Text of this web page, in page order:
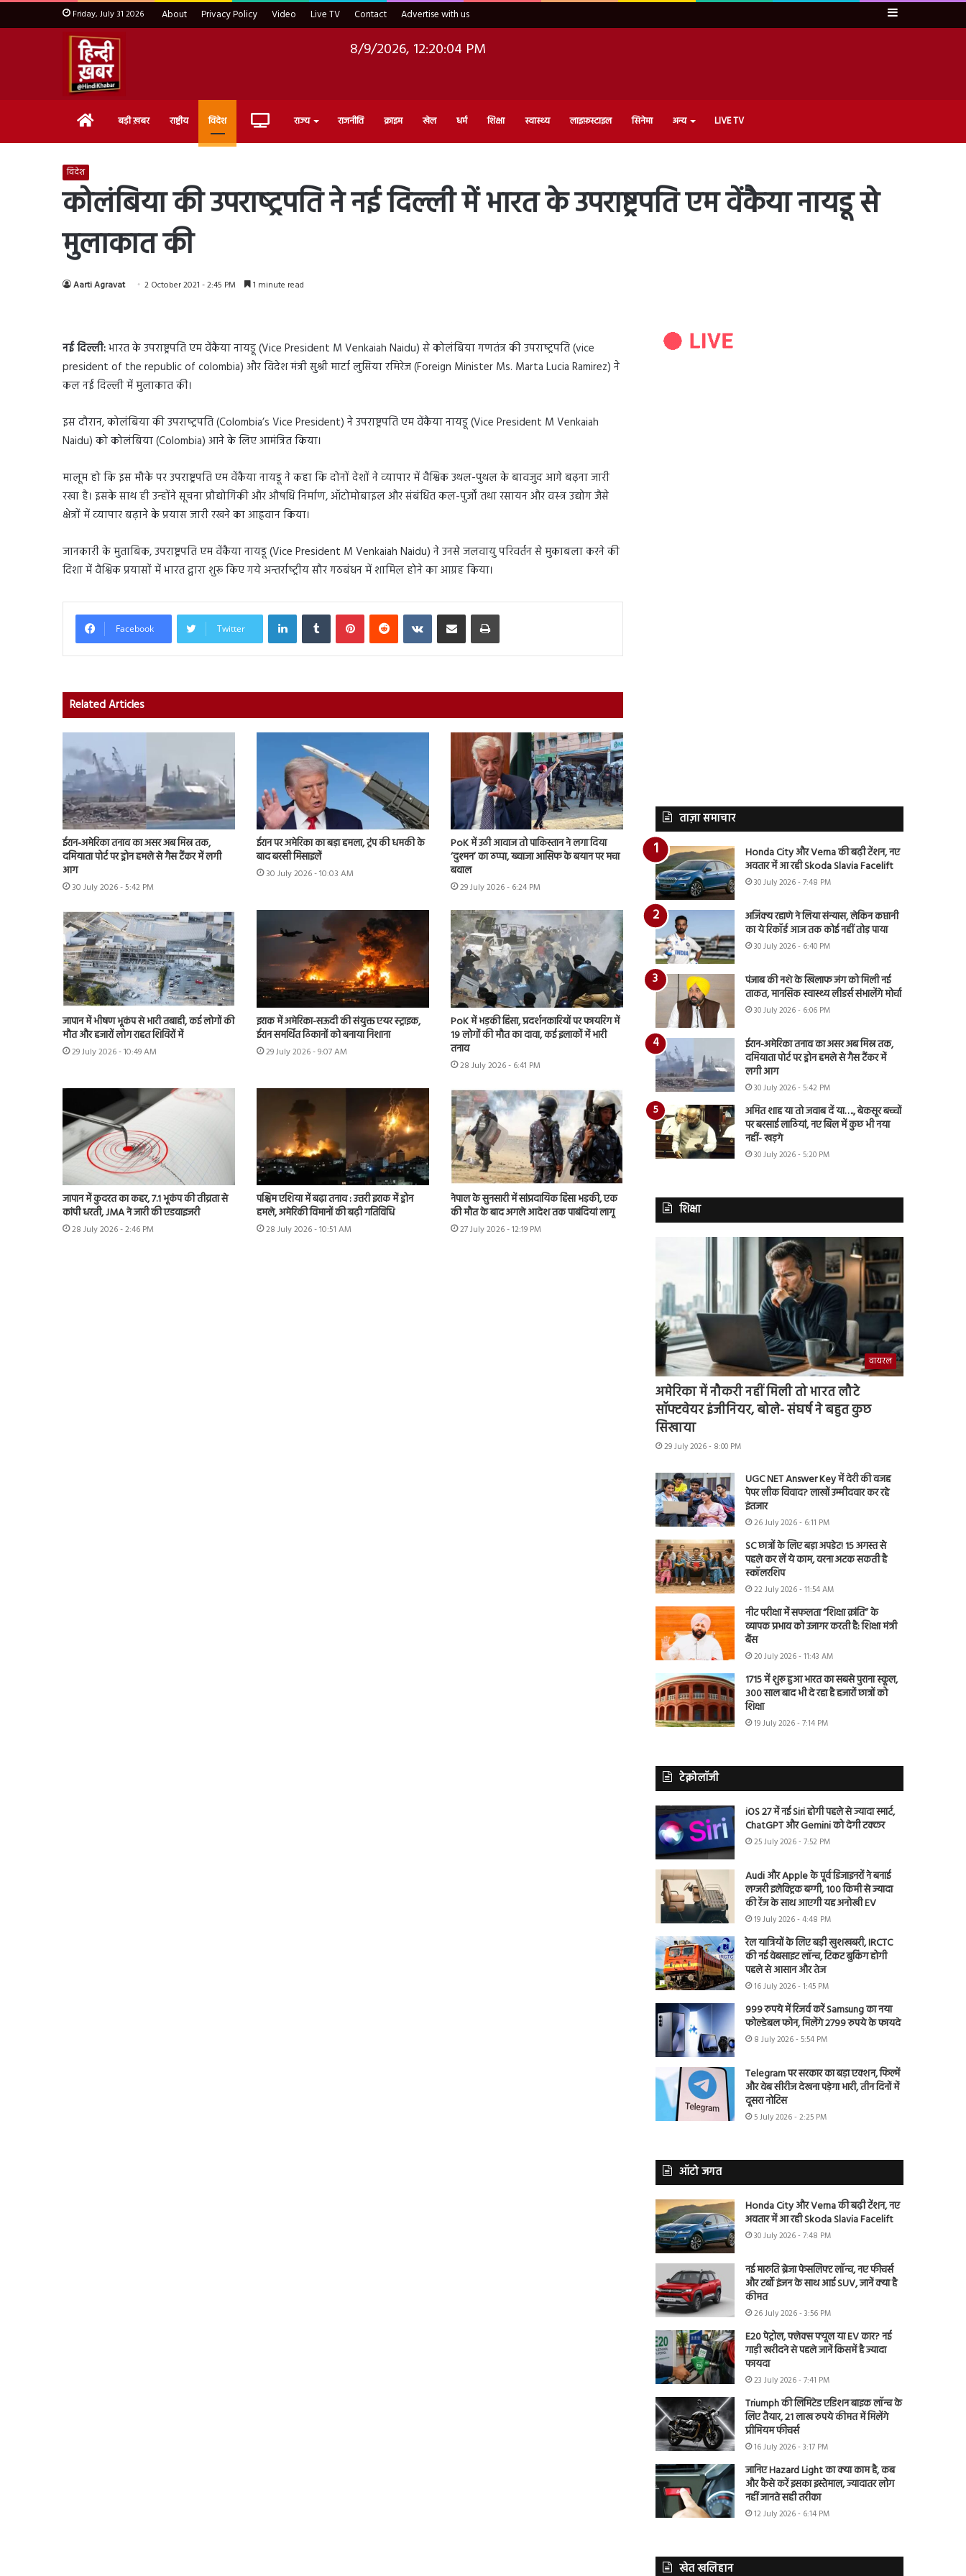
Friday, July 31 2026 About Privacy Policy Video Live TV Contact Advertise with us Sidebar
8/9/2026, 12:20:05 PM
Home बड़ी ख़बर राष्ट्रीय विदेश Live राज्य राजनीति क्राइम खेल धर्म शिक्षा स्वास्थ्य लाइफ़स्टाइल सिनेमा अन्य LIVE TV
विदेश
कोलंबिया की उपराष्‍ट्रपति ने नई दिल्ली में भारत के उपराष्ट्रपति एम वेंकैया नायडू से
मुलाकात की
Aarti Agravat 2 October 2021 - 2:45 PM 1 minute read
नई दिल्ली:भारत के उपराष्ट्रपति एम वेंकैया नायडू (Vice President M Venkaiah Naidu) से कोलंबिया गणतंत्र की उपराष्‍ट्रपति (vice
president of the republic of colombia) और विदेश मंत्री सुश्री मार्टा लुसिया रमिरेज (Foreign Minister Ms. Marta Lucia Ramirez) ने
कल नई दिल्ली में मुलाकात की।
इस दौरान, कोलंबिया की उपराष्‍ट्रपति (Colombia’s Vice President) ने उपराष्ट्रपति एम वेंकैया नायडू (Vice President M Venkaiah
Naidu) को कोलंबिया (Colombia) आने के लिए आमंत्रित किया।
मालूम हो कि इस मौके पर उपराष्ट्रपति एम वेंकैया नायडू ने कहा कि दोनों देशों ने व्‍यापार में वैश्विक उथल-पुथल के बावजुद आगे बढ़ना जारी
रखा है। इसके साथ ही उन्‍होंने सूचना प्रौद्योगिकी और औषधि निर्माण, ऑटोमोबाइल और संबंधित कल-पुर्जों तथा रसायन और वस्‍त्र उद्योग जैसे
क्षेत्रों में व्‍यापार बढ़ाने के प्रयास जारी रखने का आह्रवान किया।
जानकारी के मुताबिक, उपराष्ट्रपति एम वेंकैया नायडू (Vice President M Venkaiah Naidu) ने उनसे जलवायु परिवर्तन से मुकाबला करने की
दिशा में वैश्विक प्रयासों में भारत द्वारा शुरू किए गये अन्‍तर्राष्‍ट्रीय सौर गठबंधन में शामिल होने का आग्रह किया।
Facebook Twitter
LinkedInTumblr PinterestReddit VKontakteShare via Email Print
Related Articles
ईरान-अमेरिका तनाव का असर अब मिस्र तक,
दमियाता पोर्ट पर ड्रोन हमले से गैस टैंकर में लगी
आग
30 July 2026 - 5:42 PM
ईरान पर अमेरिका का बड़ा हमला, ट्रंप की धमकी के
बाद बरसी मिसाइलें
30 July 2026 - 10:03 AM
PoK में उठी आवाज तो पाकिस्तान ने लगा दिया
‘दुश्मन’ का ठप्पा, ख्वाजा आसिफ के बयान पर मचा
बवाल
29 July 2026 - 6:24 PM
जापान में भीषण भूकंप से भारी तबाही, कई लोगों की
मौत और हजारों लोग राहत शिविरों में
29 July 2026 - 10:49 AM
इराक में अमेरिका-सऊदी की संयुक्त एयर स्ट्राइक,
ईरान समर्थित ठिकानों को बनाया निशाना
29 July 2026 - 9:07 AM
PoK में भड़की हिंसा, प्रदर्शनकारियों पर फायरिंग में
19 लोगों की मौत का दावा, कई इलाकों में भारी
तनाव
28 July 2026 - 6:41 PM
जापान में कुदरत का कहर, 7.1 भूकंप की तीव्रता से
कांपी धरती, JMA ने जारी की एडवाइजरी
28 July 2026 - 2:46 PM
पश्चिम एशिया में बढ़ा तनाव : उत्तरी इराक में ड्रोन
हमले, अमेरिकी विमानों की बढ़ी गतिविधि
28 July 2026 - 10:51 AM
नेपाल के सुनसारी में सांप्रदायिक हिंसा भड़की, एक
की मौत के बाद अगले आदेश तक पाबंदियां लागू
27 July 2026 - 12:19 PM
ताज़ा समाचार
Honda City और Verna की बढ़ी टेंशन, नए
अवतार में आ रही Skoda Slavia Facelift
30 July 2026 - 7:48 PM
अजिंक्य रहाणे ने लिया संन्यास, लेकिन कप्तानी
का ये रिकॉर्ड आज तक कोई नहीं तोड़ पाया
30 July 2026 - 6:40 PM
पंजाब की नशे के खिलाफ जंग को मिली नई
ताकत, मानसिक स्वास्थ्य लीडर्स संभालेंगे मोर्चा
30 July 2026 - 6:06 PM
ईरान-अमेरिका तनाव का असर अब मिस्र तक,
दमियाता पोर्ट पर ड्रोन हमले से गैस टैंकर में
लगी आग
30 July 2026 - 5:42 PM
अमित शाह या तो जवाब दें या…., बेकसूर बच्चों
पर बरसाई लाठियां, नए बिल में कुछ भी नया
नहीं- खड़गे
30 July 2026 - 5:20 PM
शिक्षा
वायरल
अमेरिका में नौकरी नहीं मिली तो भारत लौटे
सॉफ्टवेयर इंजीनियर, बोले- संघर्ष ने बहुत कुछ
सिखाया
29 July 2026 - 8:00 PM
UGC NET Answer Key में देरी की वजह
पेपर लीक विवाद? लाखों उम्मीदवार कर रहे
इंतजार
26 July 2026 - 6:11 PM
SC छात्रों के लिए बड़ा अपडेट! 15 अगस्त से
पहले कर लें ये काम, वरना अटक सकती है
स्कॉलरशिप
22 July 2026 - 11:54 AM
नीट परीक्षा में सफलता “शिक्षा क्रांति” के
व्यापक प्रभाव को उजागर करती है: शिक्षा मंत्री
बैंस
20 July 2026 - 11:43 AM
1715 में शुरू हुआ भारत का सबसे पुराना स्कूल,
300 साल बाद भी दे रहा है हजारों छात्रों को
शिक्षा
19 July 2026 - 7:14 PM
टेक्नोलॉजी
iOS 27 में नई Siri होगी पहले से ज्यादा स्मार्ट,
ChatGPT और Gemini को देगी टक्कर
25 July 2026 - 7:52 PM
Audi और Apple के पूर्व डिजाइनरों ने बनाई
लग्जरी इलेक्ट्रिक बग्गी, 100 किमी से ज्यादा
की रेंज के साथ आएगी यह अनोखी EV
19 July 2026 - 4:48 PM
रेल यात्रियों के लिए बड़ी खुशखबरी, IRCTC
की नई वेबसाइट लॉन्च, टिकट बुकिंग होगी
पहले से आसान और तेज
16 July 2026 - 1:45 PM
999 रुपये में रिजर्व करें Samsung का नया
फोल्डेबल फोन, मिलेंगे 2799 रुपये के फायदे
8 July 2026 - 5:54 PM
Telegram पर सरकार का बड़ा एक्शन, फिल्में
और वेब सीरीज देखना पड़ेगा भारी, तीन दिनों में
दूसरा नोटिस
5 July 2026 - 2:25 PM
ऑटो जगत
Honda City और Verna की बढ़ी टेंशन, नए
अवतार में आ रही Skoda Slavia Facelift
30 July 2026 - 7:48 PM
नई मारुति ब्रेजा फेसलिफ्ट लॉन्च, नए फीचर्स
और टर्बो इंजन के साथ आई SUV, जानें क्या है
कीमत
26 July 2026 - 3:56 PM
E20 पेट्रोल, फ्लेक्स फ्यूल या EV कार? नई
गाड़ी खरीदने से पहले जानें किसमें है ज्यादा
फायदा
23 July 2026 - 7:41 PM
Triumph की लिमिटेड एडिशन बाइक लॉन्च के
लिए तैयार, 21 लाख रुपये कीमत में मिलेंगे
प्रीमियम फीचर्स
16 July 2026 - 3:17 PM
जानिए Hazard Light का क्या काम है, कब
और कैसे करें इसका इस्तेमाल, ज्यादातर लोग
नहीं जानते सही तरीका
12 July 2026 - 6:14 PM
खेत खलिहान